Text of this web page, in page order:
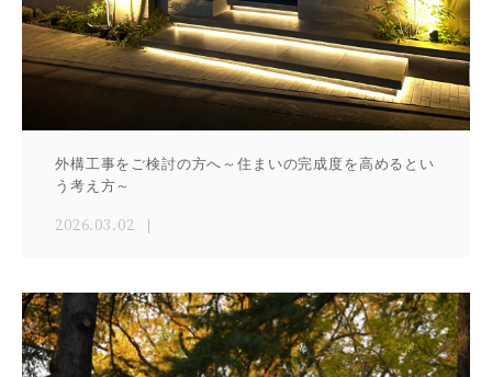
外構工事をご検討の方へ～住まいの完成度を高めるとい
う考え方～
2026.03.02